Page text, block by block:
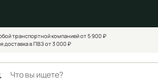
транспортной компанией от 5 900 ₽
доставка в ПВЗ от 3 000 ₽